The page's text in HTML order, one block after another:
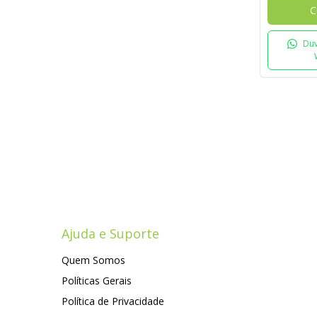
Ajuda e Suporte
Quem Somos
Políticas Gerais
Política de Privacidade